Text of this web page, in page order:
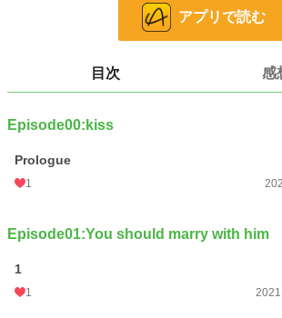
12,810 位 / 66,355 件
文字数 125,744
初回公開日時
アプリで読む
目次 感
Episode00:kiss
Prologue
1
Episode01:You should marry with him
1
1